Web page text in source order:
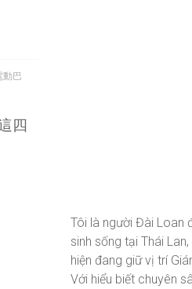
動巴
四
Tôi là người Đài Loan
sinh sống tại Thái
hiện đang giữ vị trí
Với hiểu biết chuyên